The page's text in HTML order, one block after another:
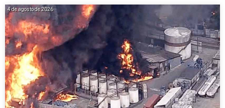
4 de agosto de 2026